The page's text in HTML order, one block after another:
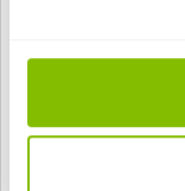
Dimensiuni: